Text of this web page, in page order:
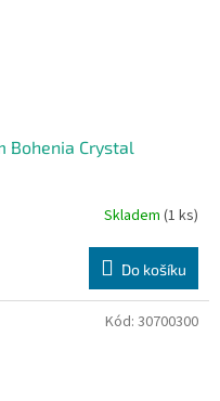
Bohenia Crystal
Skladem (1 ks)
Do košíku
Kód: 30700300